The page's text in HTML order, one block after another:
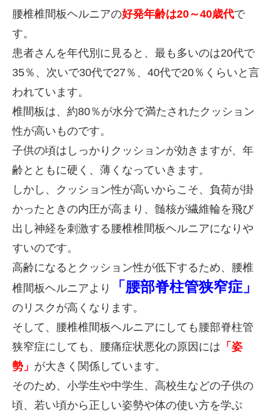
腰椎椎間板ヘルニアの好発年齢は20～40歳代で
す。
患者さんを年代別に見ると、最も多いのは20代で
35％、次いで30代で27％、40代で20％くらいと言
われています。
椎間板は、約80％が水分で満たされたクッション
性が高いものです。
子供の頃はしっかりクッションが効きますが、 年
齢とともに硬く、薄くなっていきます。
しかし、クッション性が高いからこそ、負荷が掛
かったときの内圧が高まり、髄核が繊維輪を飛び
出し神経を刺激する腰椎椎間板ヘルニアになりや
すいのです。
高齢になるとクッション性が低下するため、腰椎
椎間板ヘルニアより
「 腰部脊柱管狭窄症」
のリスクが高くなります。
そして、腰椎椎間板ヘルニアにしても腰部脊柱管
狭窄症にしても、腰痛症状悪化の原因には 「姿
勢」 が大きく関係しています。
そのため、小学生や中学生、高校生などの子供の
頃、若い頃から正しい姿勢や体の使い方を学ぶ